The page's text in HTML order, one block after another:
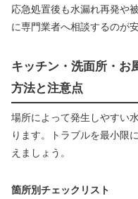
応急処置後も水漏れ再発や
に専門業者へ相談するのが安
キッチン・洗面所・お
方法と注意点
場所によって発生しやすい
ります。トラブルを最小限
えましょう。
箇所別チェックリスト